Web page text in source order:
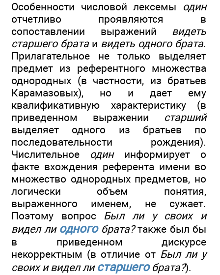
Особенности числовой лексемы один
отчетливо проявляются в
сопоставлении выражений видеть
старшего брата и видеть одного брата.
Прилагательное не только выделяет
предмет из референтного множества
однородных (в частности, из братьев
Карамазовых), но и дает ему
квалификативную характеристику (в
приведенном выражении старший
выделяет одного из братьев по
последовательности рождения).
Числительное одининформирует о
факте вхождения референта имени во
множество однородных предметов, но
логически объем понятия,
выраженного именем, не сужает.
Поэтому вопрос Был ли у своих и
видел ли одногобрата?также был бы
в приведенном дискурсе
некорректным (в отличие от Был ли у
своих и видел ли старшегобрата?).